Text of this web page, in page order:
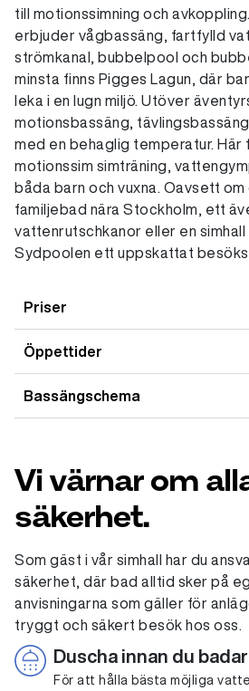
till motionssimning och
erbjuder vågbassäng, fartfylld
strömkanal, bubbelpool och
minsta finns Pigges Lagun, där
leka i en lugn miljö. Utöver
motionsbassäng,
med en behaglig temperatur. Här
motionssim simträning,
båda barn och vuxna. Oavsett
familjebad nära Stockholm, ett
vattenrutschkanor eller en
Sydpoolen ett uppskattat
Priser
Öppettider
Bassängschema
Vi värnar om
säkerhet.
Som gäst i vår simhall har du
säkerhet, där bad alltid sker på
anvisningarna som gäller för
tryggt och säkert besök hos oss.
Duscha innan du badar
För att hålla bästa möjliga